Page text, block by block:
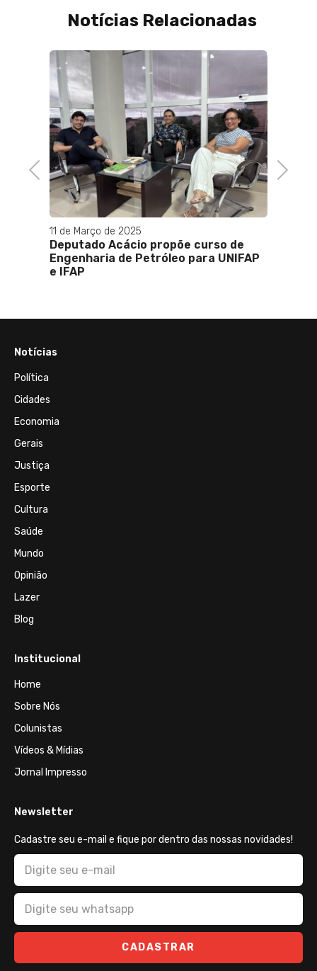
Notícias Relacionadas
Previous
11 de Março de 2025
Deputado Acácio propõe curso de
Engenharia de Petróleo para UNIFAP
e IFAP
Next
Notícias
Política
Cidades
Economia
Gerais
Justiça
Esporte
Cultura
Saúde
Mundo
Opinião
Lazer
Blog
Institucional
Home
Sobre Nós
Colunistas
Vídeos & Mídias
Jornal Impresso
Newsletter
Cadastre seu e-mail e fique por dentro das nossas novidades!
CADASTRAR